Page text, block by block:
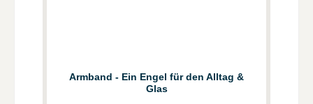
Armband - Ein Engel für den Alltag &
Glas